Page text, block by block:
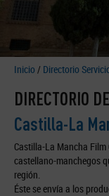
Inicio / Directorio
DIRECTORIO
Castilla-La
Castilla-La Mancha
castellano-manchegos
región.
Éste se envía a los